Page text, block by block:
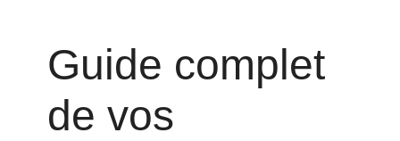
Guide complet
de vos